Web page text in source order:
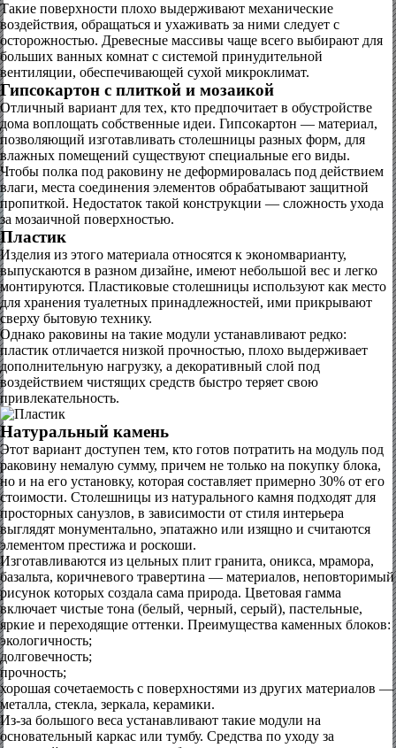
Такие поверхности плохо выдерживают механические
воздействия, обращаться и ухаживать за ними следует с
осторожностью. Древесные массивы чаще всего выбирают для
больших ванных комнат с системой принудительной
вентиляции, обеспечивающей сухой микроклимат.
Гипсокартон с плиткой и мозаикой
Отличный вариант для тех, кто предпочитает в обустройстве
дома воплощать собственные идеи. Гипсокартон — материал,
позволяющий изготавливать столешницы разных форм, для
влажных помещений существуют специальные его виды.
Чтобы полка под раковину не деформировалась под действием
влаги, места соединения элементов обрабатывают защитной
пропиткой. Недостаток такой конструкции — сложность ухода
за мозаичной поверхностью.
Пластик
Изделия из этого материала относятся к экономварианту,
выпускаются в разном дизайне, имеют небольшой вес и легко
монтируются. Пластиковые столешницы используют как место
для хранения туалетных принадлежностей, ими прикрывают
сверху бытовую технику.
Однако раковины на такие модули устанавливают редко:
пластик отличается низкой прочностью, плохо выдерживает
дополнительную нагрузку, а декоративный слой под
воздействием чистящих средств быстро теряет свою
привлекательность.
Натуральный камень
Этот вариант доступен тем, кто готов потратить на модуль под
раковину немалую сумму, причем не только на покупку блока,
но и на его установку, которая составляет примерно 30% от его
стоимости. Столешницы из натурального камня подходят для
просторных санузлов, в зависимости от стиля интерьера
выглядят монументально, эпатажно или изящно и считаются
элементом престижа и роскоши.
Изготавливаются из цельных плит гранита, оникса, мрамора,
базальта, коричневого травертина — материалов, неповторимый
рисунок которых создала сама природа. Цветовая гамма
включает чистые тона (белый, черный, серый), пастельные,
яркие и переходящие оттенки. Преимущества каменных блоков:
экологичность;
долговечность;
прочность;
хорошая сочетаемость с поверхностями из других материалов —
металла, стекла, зеркала, керамики.
Из-за большого веса устанавливают такие модули на
основательный каркас или тумбу. Средства по уходу за